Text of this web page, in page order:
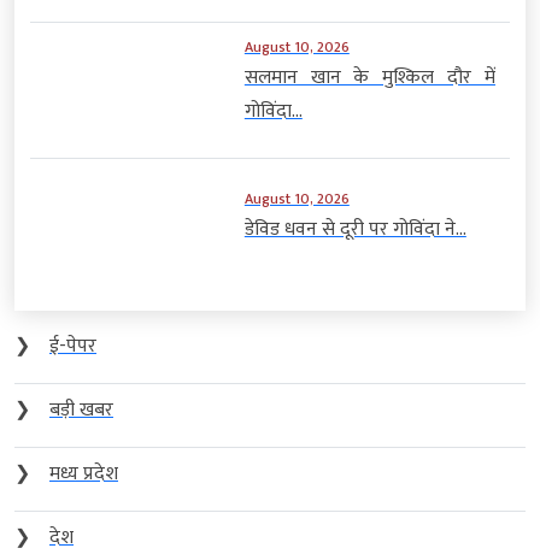
August 10, 2026
सलमान खान के मुश्किल दौर में
गोविंदा...
August 10, 2026
डेविड धवन से दूरी पर गोविंदा ने...
❯
ई-पेपर
❯
बड़ी खबर
❯
मध्य प्रदेश
❯
देश